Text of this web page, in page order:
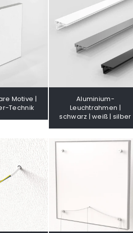
Motive |
Technik
Aluminium-
Leuchtrahmen |
schwarz | weiß | silber